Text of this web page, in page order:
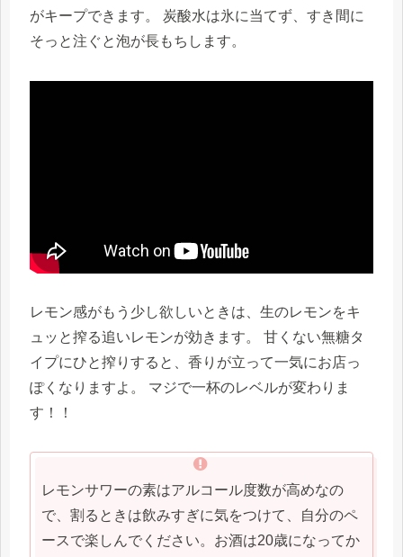
がキープできます。 炭酸水は氷に当てず、すき間に
そっと注ぐと泡が長もちします。
レモン感がもう少し欲しいときは、生のレモンをキ
ュッと搾る追いレモンが効きます。 甘くない無糖タ
イプにひと搾りすると、香りが立って一気にお店っ
ぽくなりますよ。 マジで一杯のレベルが変わりま
す！！
レモンサワーの素はアルコール度数が高めなの
で、割るときは飲みすぎに気をつけて、自分のペ
ースで楽しんでください。お酒は20歳になってか